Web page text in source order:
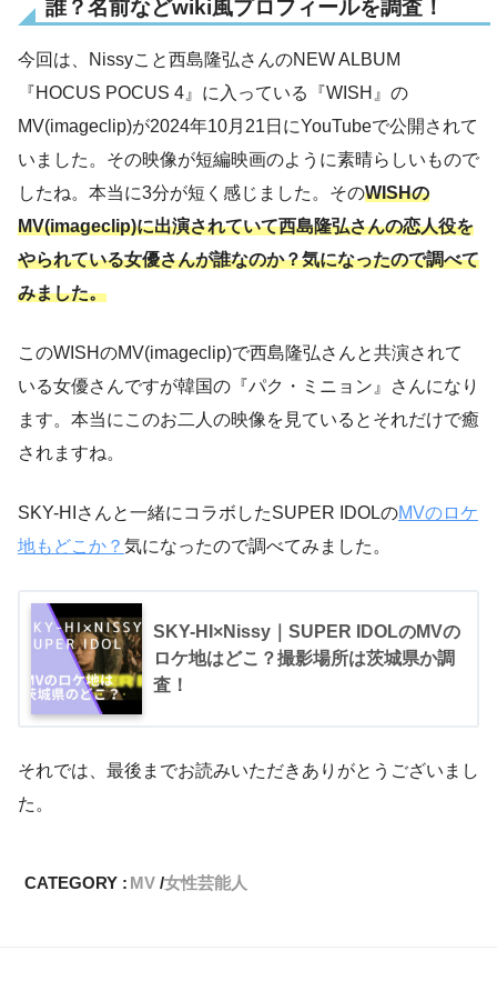
誰？名前などwiki風プロフィールを調査！
今回は、Nissyこと西島隆弘さんのNEW ALBUM
『HOCUS POCUS 4』に入っている『WISH』の
MV(imageclip)が2024年10月21日にYouTubeで公開されて
いました。その映像が短編映画のように素晴らしいもので
したね。本当に3分が短く感じました。そのWISHの
MV(imageclip)に出演されていて西島隆弘さんの恋人役を
やられている女優さんが誰なのか？気になったので調べて
みました。
このWISHのMV(imageclip)で西島隆弘さんと共演されて
いる女優さんですが韓国の『パク・ミニョン』さんになり
ます。本当にこのお二人の映像を見ているとそれだけで癒
されますね。
SKY-HIさんと一緒にコラボしたSUPER IDOLのMVのロケ
地もどこか？ 気になったので調べてみました。
SKY-HI×Nissy｜SUPER IDOLのMVの
ロケ地はどこ？撮影場所は茨城県か調
査！
それでは、最後までお読みいただきありがとうございまし
た。
CATEGORY : MV 女性芸能人